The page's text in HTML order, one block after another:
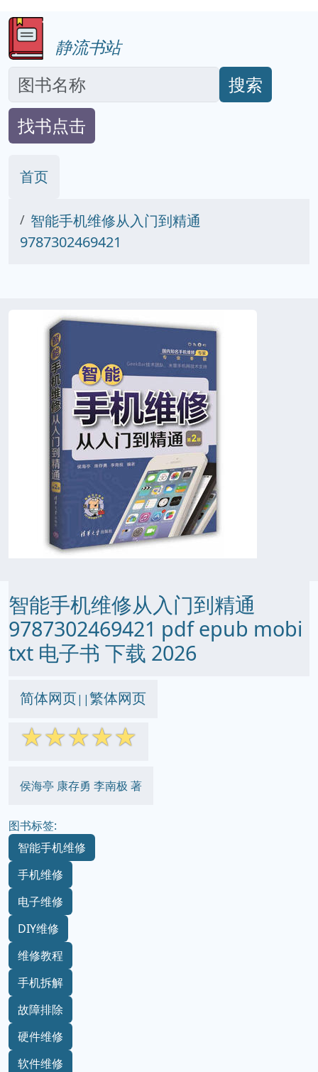
静流书站
搜索
找书点击
首页
智能手机维修从入门到精通
9787302469421
智能手机维修从入门到精通
9787302469421 pdf epub mobi
txt 电子书 下载 2026
简体网页||繁体网页
☆☆☆☆☆
侯海亭 康存勇 李南极 著
图书标签:
智能手机维修
手机维修
电子维修
DIY维修
维修教程
手机拆解
故障排除
硬件维修
软件维修